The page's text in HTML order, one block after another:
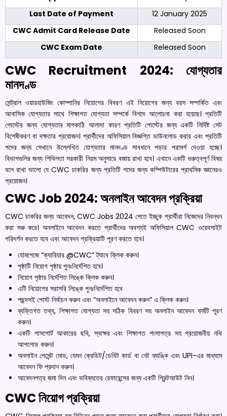
Last Date of Payment
12 January 2025
CWC Admit Card Release Date
Released Soon
CWC Exam Date
Released Soon
CWC Recruitment 2024: যোগ্যতার
মানদণ্ড
সেন্ট্রাল ওয়ারহাউজিং কোম্পানির নিয়োগের বিবরণ এই নিয়োগের জন্য বয়স সম্পর্কিত এবং
আবাসিক যোগ্যতার সাথে শিক্ষাগত যোগ্যতা সম্পর্কে বিশদে আলোচনা করা হয়েছে। প্রতিটি
পোস্টের জন্য যোগ্যতার মাপকাঠি আলাদা কারণ প্রতিটি পোস্টের জন্য একটি নির্দিষ্ট সেট
বিশেষীকরণ বা দক্ষতার প্রয়োজন। প্রার্থীদের অফিসিয়াল বিজ্ঞপ্তি ডাউনলোড করার এবং প্রতিটি
পদের জন্য সেখানে উল্লেখিত যোগ্যতার মানদণ্ড সাবধানে পড়ার পরামর্শ দেওয়া হচ্ছে।
বিভাগগুলির জন্য শিথিলতা সরকারী নিয়ম অনুসারে বজায় রাখা হবে। এখানে একটি গুরুত্বপূর্ণ বিষয়
বলে রাখা ভালো যে CWC চাকরির জন্য প্রতিটি পদের জন্য কম্পিউটারের প্রাথমিক জ্ঞানেরও
প্রয়োজন।
CWC Job 2024: অনলাইন আবেদন প্রক্রিয়া
CWC চাকরির জন্য আবেদন, CWC Jobs 2024 পেতে ইচ্ছুক প্রার্থীরা নিজেদের নিবন্ধন
করা শুরু করে। অনলাইনে আবেদন করতে প্রার্থীদের অবশ্যই অফিসিয়াল CWC ওয়েবসাইট
পরিদর্শন করতে হবে এবং আবেদন প্রক্রিয়াটি পূরণ করতে হবে।
হোমপেজে “ক্যারিয়ার @CWC” ট্যাবে ক্লিক করুন।
পৃষ্ঠাটি নিয়োগ পৃষ্ঠায় পুনঃনির্দেশিত হবে।
নিয়োগ পৃষ্ঠায় নির্দেশিত লিঙ্কে ক্লিক করুন।
এটি নিয়োগের সরাসরি লিঙ্কে পুনঃনির্দেশিত হবে
পছন্দসই পোস্ট নির্বাচন করুন এবং “অনলাইনে আবেদন করুন” এ ক্লিক করুন।
ব্যক্তিগত তথ্য, শিক্ষাগত যোগ্যতা সহ সঠিক বিবরণ সহ অনলাইন আবেদন ফর্মটি পূরণ
করুন।
একটি পাসপোর্ট আকারের ছবি, স্বাক্ষর এবং শিক্ষাগত শংসাপত্র সহ প্রয়োজনীয় নথি
আপলোড করুন।
অনলাইন পেমেন্ট মোড, যেমন ক্রেডিট/ডেবিট কার্ড বা নেট ব্যাঙ্কি এবং UPI-এর মাধ্যমে
আবেদন ফি প্রদান করুন।
আবেদনপত্র জমা দিন এবং ভবিষ্যতের রেফারেন্সের জন্য একটি প্রিন্টআউট নিন।
CWC নিয়োগ প্রক্রিয়া